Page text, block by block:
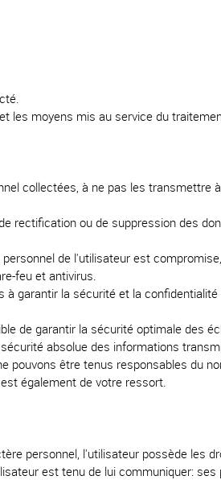
moyens mis au service du
collectées, à ne pas les
rectification ou de suppression des
de l'utilisateur est
feu et antivirus.
garantir la sécurité et la
de garantir la sécurité optimale des
absolue des informations
pouvons être tenus responsables du
également de votre ressort.
personnel, l'utilisateur possède les
est tenu de lui communiquer: